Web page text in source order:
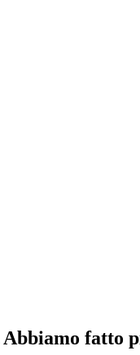
fatto